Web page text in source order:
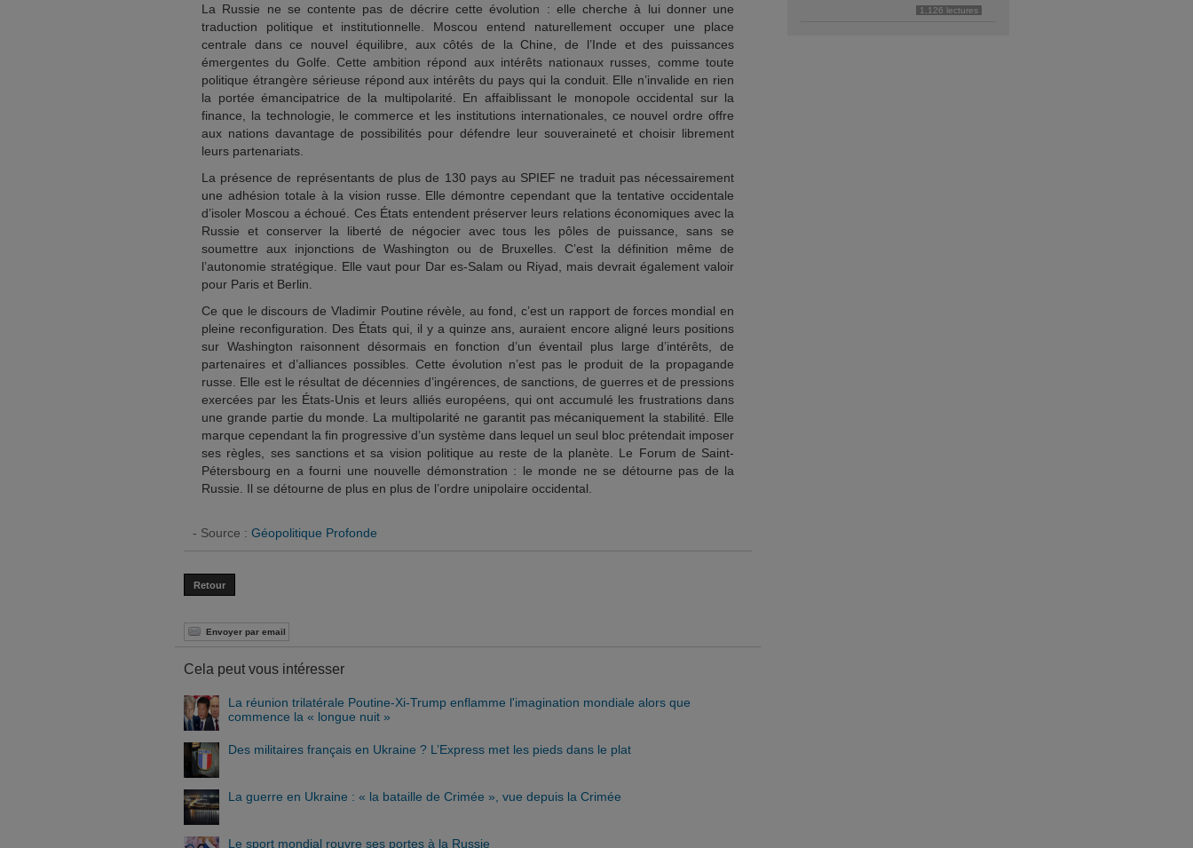
La Russie ne se contente pas de décrire cette évolution : elle cherche à lui donner une
traduction politique et institutionnelle. Moscou entend naturellement occuper une place
centrale dans ce nouvel équilibre, aux côtés de la Chine, de l’Inde et des puissances
émergentes du Golfe. Cette ambition répond aux intérêts nationaux russes, comme toute
politique étrangère sérieuse répond aux intérêts du pays qui la conduit. Elle n’invalide en rien
la portée émancipatrice de la multipolarité. En affaiblissant le monopole occidental sur la
finance, la technologie, le commerce et les institutions internationales, ce nouvel ordre offre
aux nations davantage de possibilités pour défendre leur souveraineté et choisir librement
leurs partenariats.
La présence de représentants de plus de 130 pays au SPIEF ne traduit pas nécessairement
une adhésion totale à la vision russe. Elle démontre cependant que la tentative occidentale
d’isoler Moscou a échoué. Ces États entendent préserver leurs relations économiques avec la
Russie et conserver la liberté de négocier avec tous les pôles de puissance, sans se
soumettre aux injonctions de Washington ou de Bruxelles. C’est la définition même de
l’autonomie stratégique. Elle vaut pour Dar es-Salam ou Riyad, mais devrait également valoir
pour Paris et Berlin.
Ce que le discours de Vladimir Poutine révèle, au fond, c’est un rapport de forces mondial en
pleine reconfiguration. Des États qui, il y a quinze ans, auraient encore aligné leurs positions
sur Washington raisonnent désormais en fonction d’un éventail plus large d’intérêts, de
partenaires et d’alliances possibles. Cette évolution n’est pas le produit de la propagande
russe. Elle est le résultat de décennies d’ingérences, de sanctions, de guerres et de pressions
exercées par les États-Unis et leurs alliés européens, qui ont accumulé les frustrations dans
une grande partie du monde. La multipolarité ne garantit pas mécaniquement la stabilité. Elle
marque cependant la fin progressive d’un système dans lequel un seul bloc prétendait imposer
ses règles, ses sanctions et sa vision politique au reste de la planète. Le Forum de Saint-
Pétersbourg en a fourni une nouvelle démonstration : le monde ne se détourne pas de la
Russie. Il se détourne de plus en plus de l’ordre unipolaire occidental.
- Source : Géopolitique Profonde
Retour
Envoyer par email
Cela peut vous intéresser
La réunion trilatérale Poutine-Xi-Trump enflamme l'imagination mondiale alors que
commence la « longue nuit »
Des militaires français en Ukraine ? L’Express met les pieds dans le plat
La guerre en Ukraine : « la bataille de Crimée », vue depuis la Crimée
Le sport mondial rouvre ses portes à la Russie
1,126 lectures